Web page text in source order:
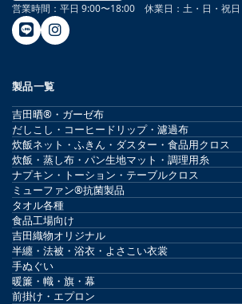
営業時間：平日 9:00〜18:00 休業日：土・日・祝日
製品一覧
吉田晒®・ガーゼ布
だしこし・コーヒードリップ・濾過布
炊飯ネット・ふきん・ダスター・食品用クロス
炊飯・蒸し布・パン生地マット・調理用糸
ナプキン・トーション・テーブルクロス
ミューファン®抗菌製品
タオル各種
食品工場向け
吉田織物オリジナル
半纏・法被・浴衣・よさこい衣裳
手ぬぐい
暖簾・幟・旗・幕
前掛け・エプロン